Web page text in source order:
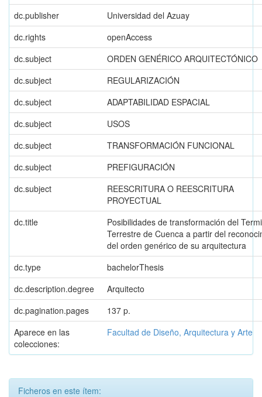
dc.publisher
Universidad del Azuay
dc.rights
openAccess
dc.subject
ORDEN GENÉRICO ARQUITECTÓNICO
dc.subject
REGULARIZACIÓN
dc.subject
ADAPTABILIDAD ESPACIAL
dc.subject
USOS
dc.subject
TRANSFORMACIÓN FUNCIONAL
dc.subject
PREFIGURACIÓN
dc.subject
REESCRITURA O REESCRITURA
PROYECTUAL
dc.title
Posibilidades de transformación del
Terrestre de Cuenca a partir del
del orden genérico de su arquitectura
dc.type
bachelorThesis
dc.description.degree
Arquitecto
dc.pagination.pages
137 p.
Aparece en las
colecciones:
Facultad de Diseño, Arquitectura y Arte
Ficheros en este ítem: